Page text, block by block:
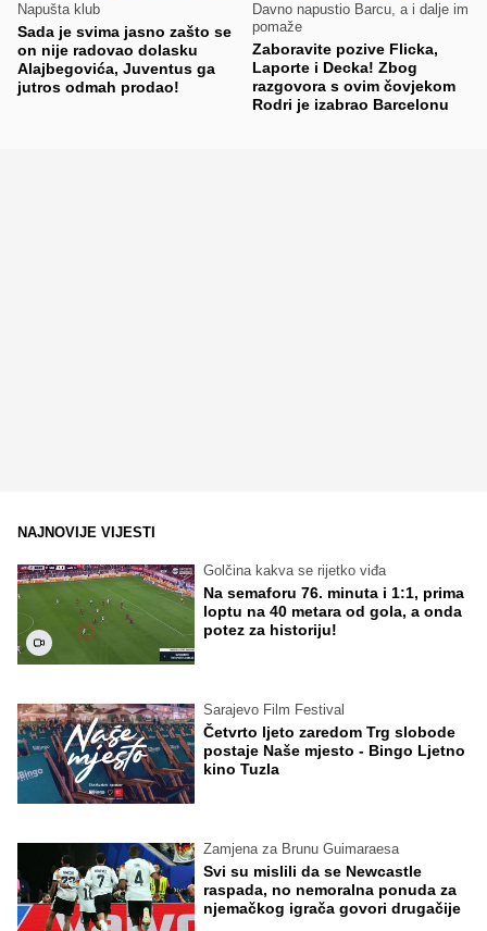
Napušta klub
Sada je svima jasno zašto se
on nije radovao dolasku
Alajbegovića, Juventus ga
jutros odmah prodao!
Davno napustio Barcu, a i dalje im
pomaže
Zaboravite pozive Flicka,
Laporte i Decka! Zbog
razgovora s ovim čovjekom
Rodri je izabrao Barcelonu
NAJNOVIJE VIJESTI
Golčina kakva se rijetko viđa
Na semaforu 76. minuta i 1:1, prima
loptu na 40 metara od gola, a onda
potez za historiju!
Sarajevo Film Festival
Četvrto ljeto zaredom Trg slobode
postaje Naše mjesto - Bingo Ljetno
kino Tuzla
Zamjena za Brunu Guimaraesa
Svi su mislili da se Newcastle
raspada, no nemoralna ponuda za
njemačkog igrača govori drugačije